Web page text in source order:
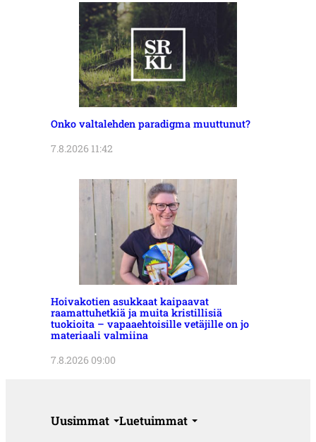
Onko valtalehden paradigma muuttunut?
7.8.2026 11:42
Hoivakotien asukkaat kaipaavat
raamattuhetkiä ja muita kristillisiä
tuokioita – vapaaehtoisille vetäjille on jo
materiaali valmiina
7.8.2026 09:00
Uusimmat Luetuimmat